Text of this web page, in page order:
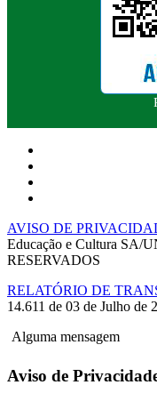
AVISO DE
Educação e Cultura SA/
RESERVADOS
RELATÓRIO DE
14.611 de 03 de Julho de
Alguma mensagem
Aviso de